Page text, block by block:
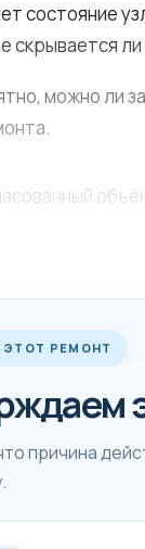
состояние
скрывается
можно ли
перегрева,
зависит
РЕМОНТ
причина